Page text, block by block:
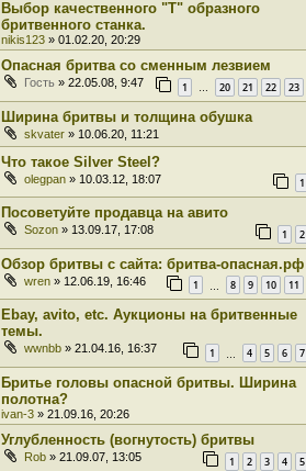
Выбор качественного "Т" образного
бритвенного станка.
nikis123 » 01.02.20, 20:29
Опасная бритва со сменным лезвием
Гость » 22.05.08, 9:47 1 20 21 22 23
Ширина бритвы и толщина обушка
skvater » 10.06.20, 11:21
Что такое Silver Steel?
olegpan » 10.03.12, 18:07 1
Посоветуйте продавца на авито
Sozon » 13.09.17, 17:08 1 2
Обзор бритвы с сайта: бритва-опасная.рф
wren » 12.06.19, 16:46 1 8 9 10 11
Ebay, avito, etc. Аукционы на бритвенные
темы.
wwnbb » 21.04.16, 16:37 1 4 5 6 7
Бритье головы опасной бритвы. Ширина
полотна?
ivan-3 » 21.09.16, 20:26
Углубленность (вогнутость) бритвы
Rob » 21.09.07, 13:05 1 2 3 4 5